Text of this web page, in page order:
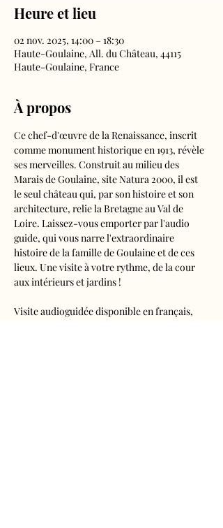
Heure et lieu
02 nov. 2025, 14:00 – 18:30
Haute-Goulaine, All. du Château, 44115
Haute-Goulaine, France
À propos
Ce chef-d'œuvre de la Renaissance, inscrit
comme monument historique en 1913, révèle
ses merveilles. Construit au milieu des
Marais de Goulaine, site Natura 2000, il est
le seul château qui, par son histoire et son
architecture, relie la Bretagne au Val de
Loire. Laissez-vous emporter par l'audio
guide, qui vous narre l'extraordinaire
histoire de la famille de Goulaine et de ces
lieux. Une visite à votre rythme, de la cour
aux intérieurs et jardins !
Visite audioguidée disponible en français,